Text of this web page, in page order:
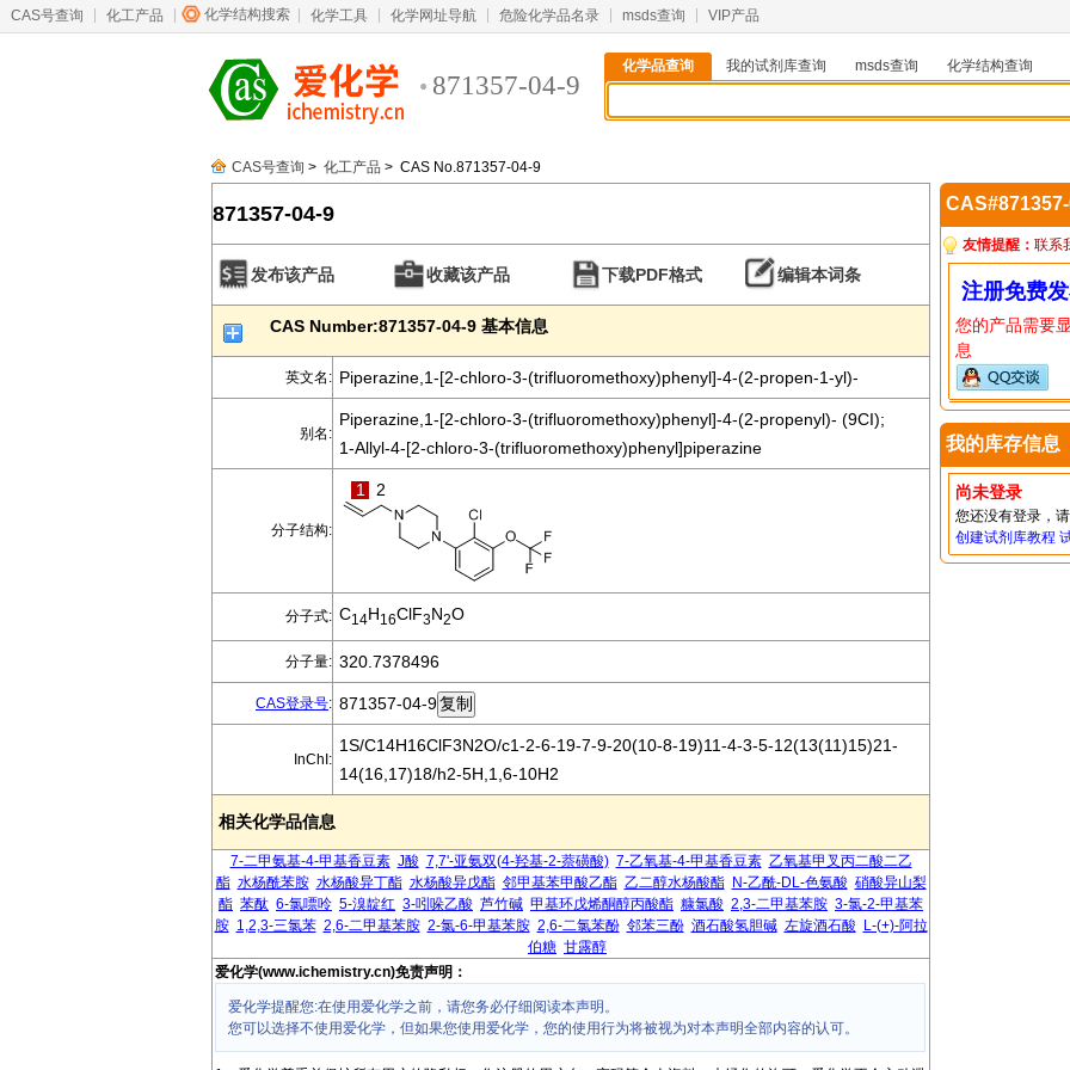
CAS号查询 化工产品 化学结构搜索 化学工具 化学网址导航 危险化学品名录 msds查询 VIP产品
871357-04-9
化学品查询 我的试剂库查询 msds查询
化学结构查询
CAS号查询 > 化工产品 > CAS No.871357-04-9
871357-04-9
发布该产品 收藏该产品 下载PDF格式 编辑本词条
CAS Number:871357-04-9 基本信息
英文名: Piperazine,1-[2-chloro-3-(trifluoromethoxy)phenyl]-4-(2-propen-1-yl)-
别名:
Piperazine,1-[2-chloro-3-(trifluoromethoxy)phenyl]-4-(2-propenyl)- (9CI);
1-Allyl-4-[2-chloro-3-(trifluoromethoxy)phenyl]piperazine
分子结构:
1 2
分子式: C14H16ClF3N2O
分子量: 320.7378496
CAS登录号: 871357-04-9
InChI:
1S/C14H16ClF3N2O/c1-2-6-19-7-9-20(10-8-19)11-4-3-5-12(13(11)15)21-
14(16,17)18/h2-5H,1,6-10H2
相关化学品信息
7-二甲氨基-4-甲基香豆素 J酸 7,7'-亚氨双(4-羟基-2-萘磺酸) 7-乙氧基-4-甲基香豆素 乙氧基甲叉丙二酸二乙
酯 水杨酰苯胺 水杨酸异丁酯 水杨酸异戊酯 邻甲基苯甲酸乙酯 乙二醇水杨酸酯 N-乙酰-DL-色氨酸 硝酸异山梨
酯 苯酞 6-氯嘌呤 5-溴靛红 3-吲哚乙酸 芦竹碱 甲基环戊烯酮醇丙酸酯 糠氯酸 2,3-二甲基苯胺 3-氯-2-甲基苯
胺 1,2,3-三氯苯 2,6-二甲基苯胺 2-氯-6-甲基苯胺 2,6-二氯苯酚 邻苯三酚 酒石酸氢胆碱 左旋酒石酸
L-(+)-阿拉
伯糖 甘露醇
爱化学(www.ichemistry.cn)免责声明：
爱化学提醒您:在使用爱化学之前，请您务必仔细阅读本声明。
您可以选择不使用爱化学，但如果您使用爱化学，您的使用行为将被视为对本声明全部内容的认可。
友情提醒： 联系
注册免费
您的产品需要
息
我的库存信息
尚未登录
您还没有登录，
创建试剂库教程